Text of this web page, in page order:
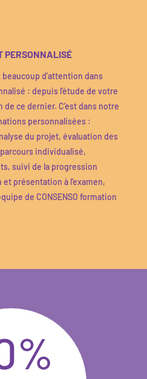
PERSONNALISÉ
beaucoup d’attention dans
: depuis l’étude de votre
de ce dernier. C’est dans notre
personnalisées :
du projet, évaluation des
individualisé,
suivi de la progression
présentation à l’examen,
de CONSENSO formation
%